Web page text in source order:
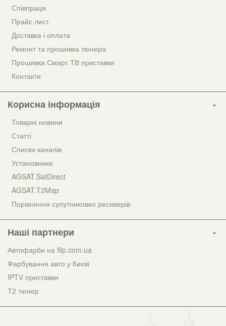
Співпраця
Прайс лист
Доставка і оплата
Ремонт та прошивка тюнера
Прошивка Смарт ТВ приставки
Контакти
Корисна інформація
Товарні новини
Статті
Списки каналів
Установники
AGSAT.SatDirect
AGSAT.T2Map
Порівняння супутникових ресиверів
Наші партнери
Автофарби на flip.com.ua
Фарбування авто у Києві
IPTV приставки
Т2 тюнер